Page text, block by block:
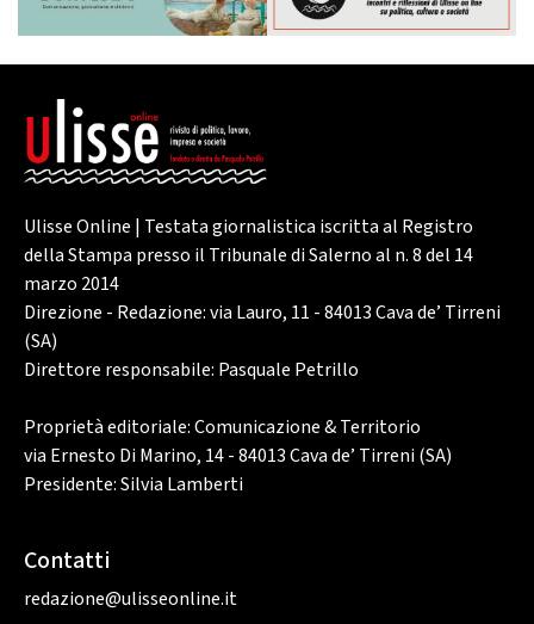
Ulisse Online | Testata giornalistica iscritta al Registro
della Stampa presso il Tribunale di Salerno al n. 8 del 14
marzo 2014
Direzione - Redazione: via Lauro, 11 - 84013 Cava de’ Tirreni
(SA)
Direttore responsabile: Pasquale Petrillo
Proprietà editoriale: Comunicazione & Territorio
via Ernesto Di Marino, 14 - 84013 Cava de’ Tirreni (SA)
Presidente: Silvia Lamberti
Contatti
redazione@ulisseonline.it